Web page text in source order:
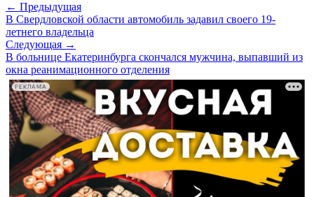
← Предыдущая
В Свердловской области автомобиль задавил своего 19-
летнего владельца
Следующая →
В больнице Екатеринбурга скончался мужчина, выпавший из
окна реанимационного отделения
РЕКЛАМА